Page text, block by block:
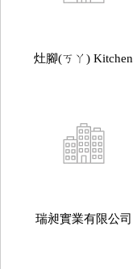
灶腳(ㄎㄚ) Kitchen
瑞昶實業有限公司